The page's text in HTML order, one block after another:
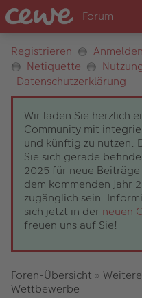
Registrieren Anmelden
Netiquette
Datenschutzerklärung
Wir laden Sie herzlich
Community mit
und künftig zu nutzen.
Sie sich gerade
2025 für neue
dem kommenden Jahr
zugänglich sein.
sich jetzt in der neuen
freuen uns auf Sie!
Foren-Übersicht »
Wettbewerbe